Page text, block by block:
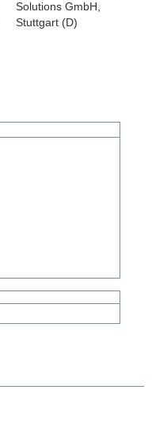
Solutions GmbH,
Stuttgart (D)